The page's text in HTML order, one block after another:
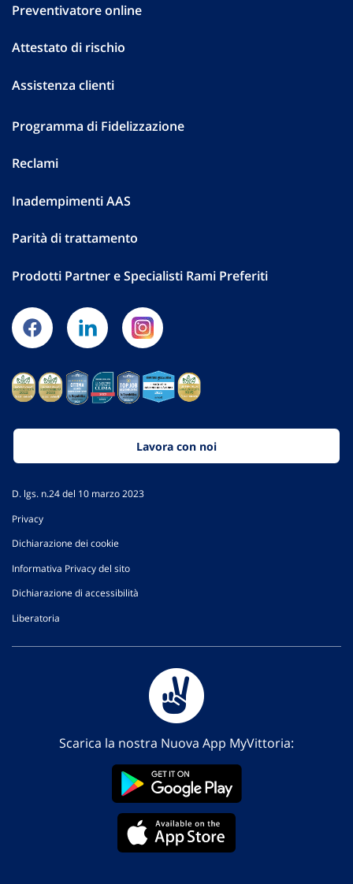
Preventivatore online
Attestato di rischio
Assistenza clienti
Programma di Fidelizzazione
Reclami
Inadempimenti AAS
Parità di trattamento
Prodotti Partner e Specialisti Rami Preferiti
Lavora con noi
D. lgs. n.24 del 10 marzo 2023
Privacy
Dichiarazione dei cookie
Informativa Privacy del sito
Dichiarazione di accessibilità
Liberatoria
Scarica la nostra Nuova App MyVittoria: